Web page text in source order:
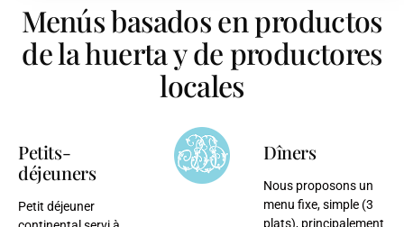
Menús basados en productos
de la huerta y de productores
locales
Petits-
déjeuners
Petit déjeuner
Dîners
Nous proposons un
menu fixe, simple (3
plats), principalement